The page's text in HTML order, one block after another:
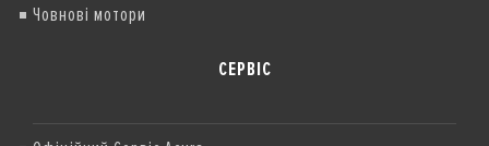
Човнові мотори
СЕРВІС